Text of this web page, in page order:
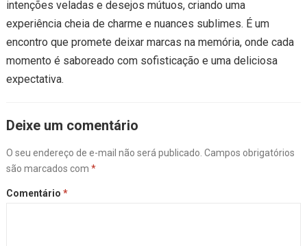
intenções veladas e desejos mútuos, criando uma
experiência cheia de charme e nuances sublimes. É um
encontro que promete deixar marcas na memória, onde cada
momento é saboreado com sofisticação e uma deliciosa
expectativa.
Deixe um comentário
O seu endereço de e-mail não será publicado. Campos obrigatórios
são marcados com *
Comentário *